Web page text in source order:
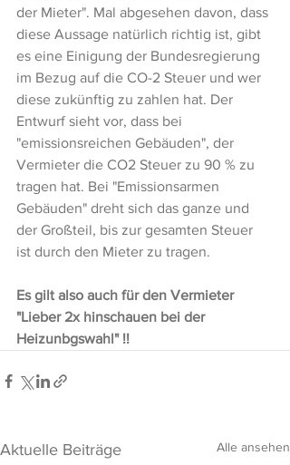
der Mieter". Mal abgesehen davon, dass
diese Aussage natürlich richtig ist, gibt
es eine Einigung der Bundesregierung
im Bezug auf die CO-2 Steuer und wer
diese zukünftig zu zahlen hat. Der
Entwurf sieht vor, dass bei
"emissionsreichen Gebäuden", der
Vermieter die CO2 Steuer zu 90 % zu
tragen hat. Bei "Emissionsarmen
Gebäuden" dreht sich das ganze und
der Großteil, bis zur gesamten Steuer
ist durch den Mieter zu tragen.
Es gilt also auch für den Vermieter
"Lieber 2x hinschauen bei der
Heizunbgswahl" !!
Aktuelle Beiträge Alle ansehen